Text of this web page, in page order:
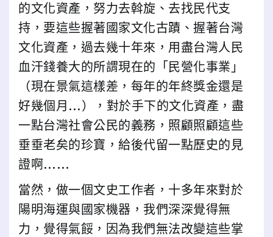
的文化資產，努力去斡旋、去找民代支
持，要這些握著國家文化古蹟、握著台灣
文化資產，過去幾十年來，用盡台灣人民
血汗錢養大的所謂現在的「民營化事業」
（現在景氣這樣差，每年的年終獎金還是
好幾個月…），對於手下的文化資產，盡
一點台灣社會公民的義務，照顧照顧這些
垂垂老矣的珍寶，給後代留一點歷史的見
證啊……
當然，做一個文史工作者，十多年來對於
陽明海運與國家機器，我們深深覺得無
力，覺得氣餒，因為我們無法改變這些掌